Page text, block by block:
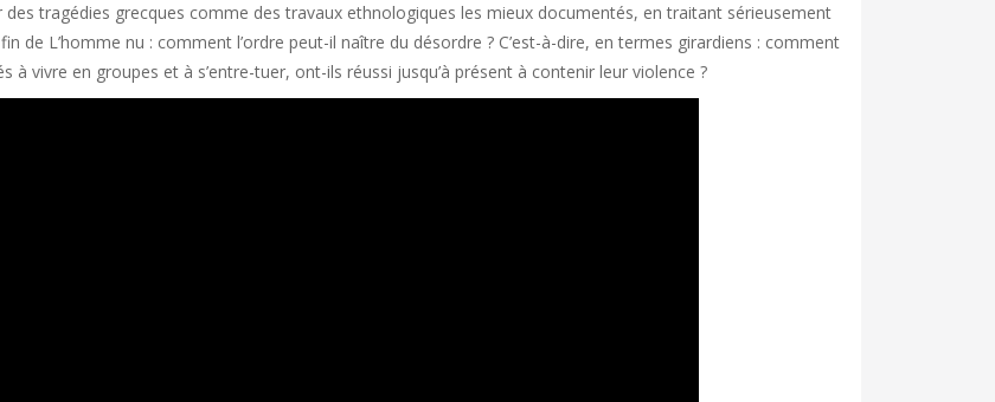
tragédies grecques comme des travaux ethnologiques les mieux documentés, en traitant sérieusement
de L’homme nu : comment l’ordre peut-il naître du désordre ? C’est-à-dire, en termes girardiens : comment
vivre en groupes et à s’entre-tuer, ont-ils réussi jusqu’à présent à contenir leur violence ?